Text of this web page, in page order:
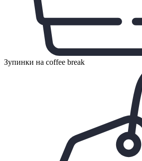
Зупинки на coffee break